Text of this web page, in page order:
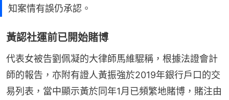
知案情有誤仍承認。
黃認社運前已開始賭博
代表女被告劉佩凝的大律師馬維騉稱，根據法證會計
師的報告，亦附有證人黃振強於2019年銀行戶口的交
易列表，當中顯示黃於同年1月已頻繁地賭博，賭注由